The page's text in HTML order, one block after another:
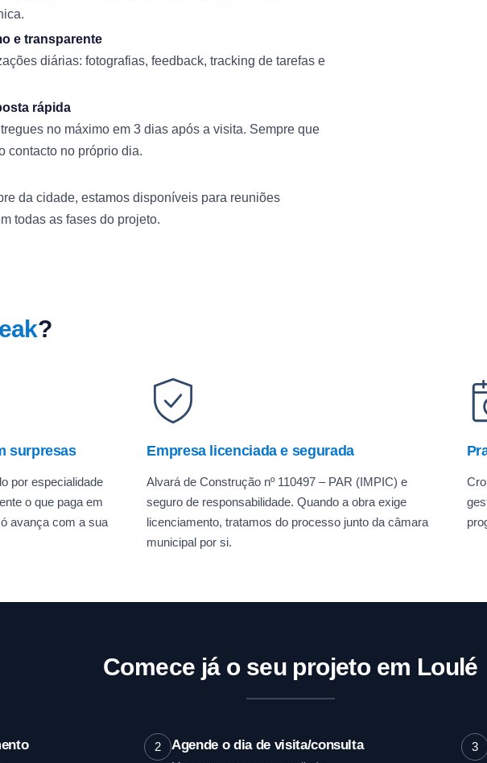
e transparente
diárias: fotografias, feedback, tracking de tarefas e
rápida
no máximo em 3 dias após a visita. Sempre que
contacto no próprio dia.
da cidade, estamos disponíveis para reuniões
todas as fases do projeto.
?
surpresas
por especialidade
o que paga em
avança com a sua
Empresa licenciada e segurada
Alvará de Construção nº 110497 – PAR (IMPIC) e
seguro de responsabilidade. Quando a obra exige
licenciamento, tratamos do processo junto da câmara
municipal por si.
Comece já o seu projeto em Loulé
2 Agende o dia de visita/consulta 3